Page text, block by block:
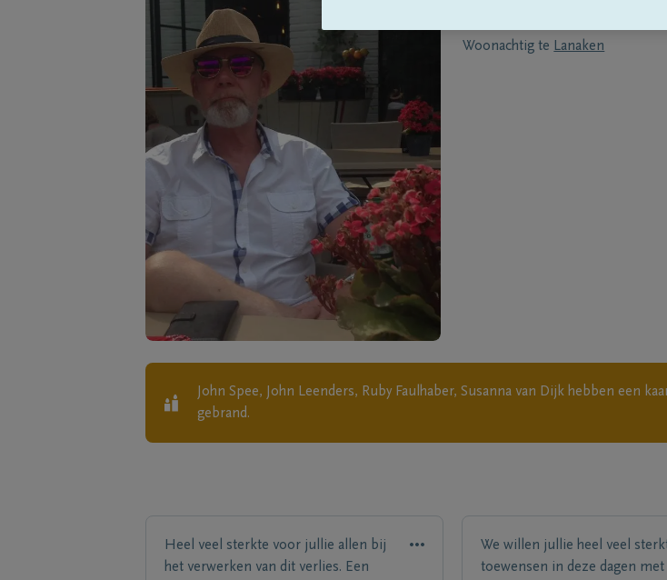
Woonachtig te Lanaken
John Spee, John Leenders, Ruby Faulhaber, Susanna van Dijk hebben een
gebrand.
Heel veel sterkte voor jullie allen bij
het verwerken van dit verlies. Een
We willen jullie heel veel
toewensen in deze dagen met